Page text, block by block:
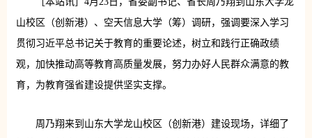
山校区（创新港）、空天信息大学（筹）调研，强调要深入学习
贯彻习近平总书记关于教育的重要论述，树立和践行正确政绩
观，加快推动高等教育高质量发展，努力办好人民群众满意的教
育，为教育强省建设提供坚实支撑。
周乃翔来到山东大学龙山校区（创新港）建设现场，详细了